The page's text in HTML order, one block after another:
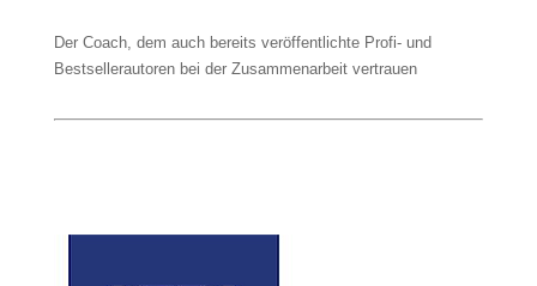
Der Coach, dem auch bereits veröffentlichte Profi- und
Bestsellerautoren bei der Zusammenarbeit vertrauen